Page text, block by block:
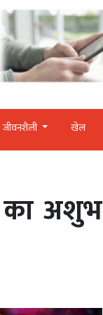
जीवनशैली खेल
का अशुभ